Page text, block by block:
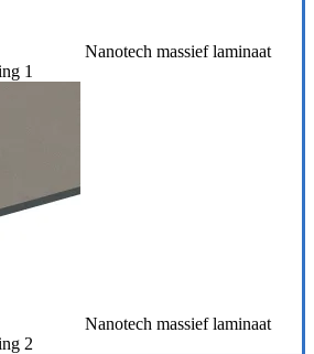
Nanotech massief laminaat
1
Nanotech massief laminaat
2